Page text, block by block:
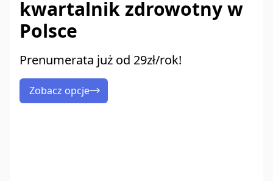
kwartalnik zdrowotny w
Polsce
Prenumerata już od 29zł/rok!
Zobacz opcje